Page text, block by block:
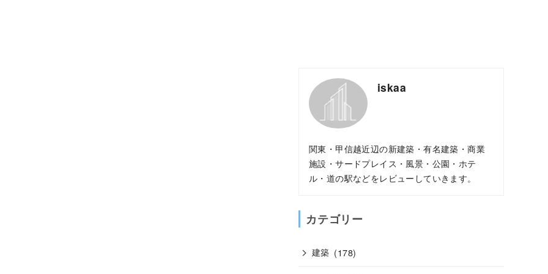
iskaa
関東・甲信越近辺の新建築・有名建築・商業
施設・サードプレイス・風景・公園・ホテ
ル・道の駅などをレビューしていきます。
カテゴリー
建築 (178)